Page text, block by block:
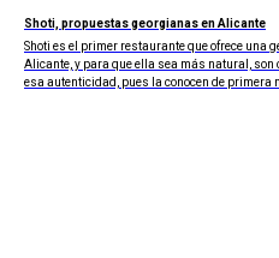
Shoti, propuestas georgianas en Alicante
Shoti es el primer restaurante que ofrece una
Alicante, y para que ella sea más natural, son
esa autenticidad, pues la conocen de primera